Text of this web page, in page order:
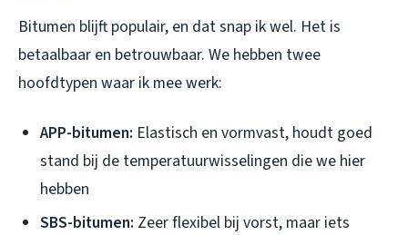
Bitumen blijft populair, en dat snap ik wel. Het is
betaalbaar en betrouwbaar. We hebben twee
hoofdtypen waar ik mee werk:
APP-bitumen: Elastisch en vormvast, houdt goed
stand bij de temperatuurwisselingen die we hier
hebben
SBS-bitumen: Zeer flexibel bij vorst, maar iets